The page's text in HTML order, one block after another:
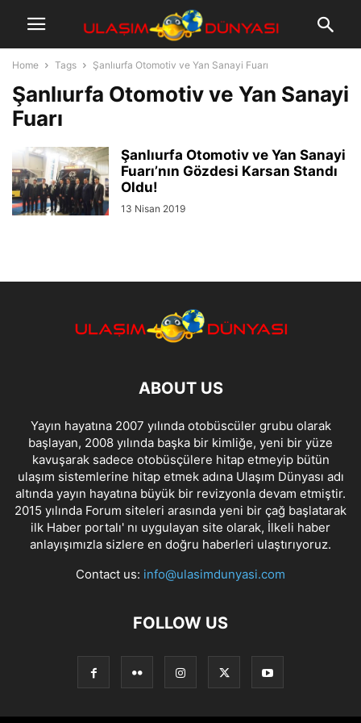
Home Tags Şanlıurfa Otomotiv ve Yan Sanayi Fuarı
Şanlıurfa Otomotiv ve Yan Sanayi
Fuarı
Şanlıurfa Otomotiv ve Yan Sanayi
Fuarı’nın Gözdesi Karsan Standı
Oldu!
13 Nisan 2019
ABOUT US
Yayın hayatına 2007 yılında otobüscüler grubu olarak
başlayan, 2008 yılında başka bir kimliğe, yeni bir yüze
kavuşarak sadece otobüsçülere hitap etmeyip bütün
ulaşım sistemlerine hitap etmek adına Ulaşım Dünyası adı
altında yayın hayatına büyük bir revizyonla devam etmiştir.
2015 yılında Forum siteleri arasında yeni bir çağ başlatarak
ilk Haber portalı' nı uygulayan site olarak, İlkeli haber
anlayışımızla sizlere en doğru haberleri ulaştırıyoruz.
Contact us: info@ulasimdunyasi.com
FOLLOW US